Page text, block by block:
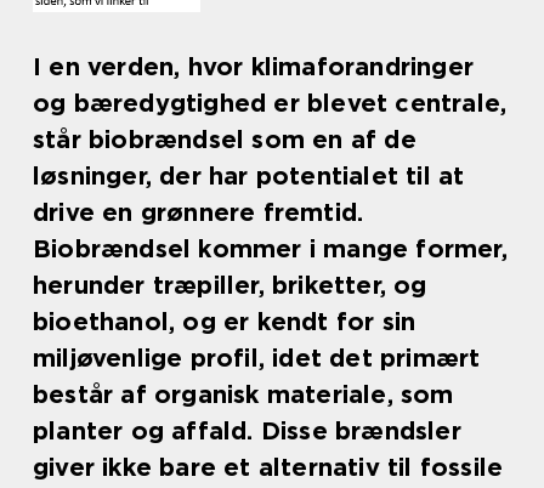
I en verden, hvor klimaforandringer
og bæredygtighed er blevet centrale,
står biobrændsel som en af de
løsninger, der har potentialet til at
drive en grønnere fremtid.
Biobrændsel kommer i mange former,
herunder træpiller, briketter, og
bioethanol, og er kendt for sin
miljøvenlige profil, idet det primært
består af organisk materiale, som
planter og affald. Disse brændsler
giver ikke bare et alternativ til fossile